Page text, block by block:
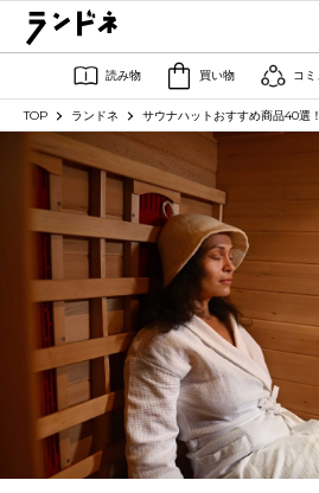
読み物 買い物 コミ
TOP ランドネ サウナハットおすすめ商品40選